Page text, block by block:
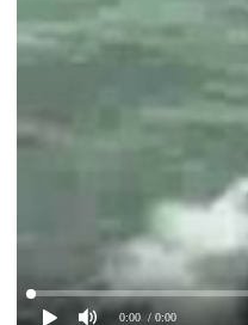
0:00 / 0:00